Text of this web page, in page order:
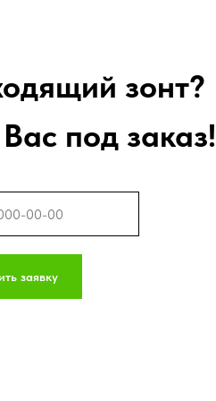
зонт?
под заказ!
заявку